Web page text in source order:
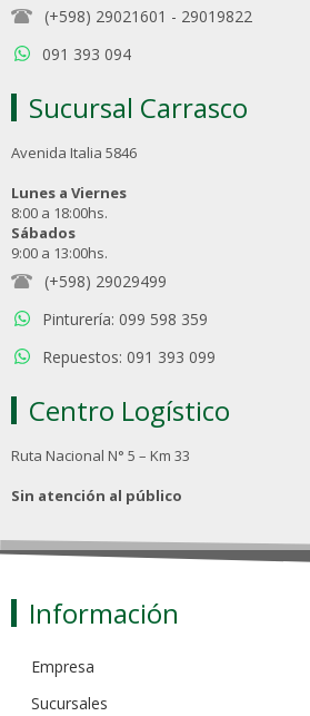
(+598) 29021601 - 29019822
091 393 094
Sucursal Carrasco
Avenida Italia 5846
Lunes a Viernes
8:00 a 18:00hs.
Sábados
9:00 a 13:00hs.
(+598) 29029499
Pinturería: 099 598 359
Repuestos: 091 393 099
Centro Logístico
Ruta Nacional N° 5 – Km 33
Sin atención al público
Información
Empresa
Sucursales